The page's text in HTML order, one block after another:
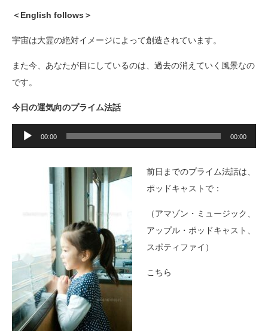
＜English follows＞
宇宙は大霊の絶対イメージによって創造されています。
また今、あなたが目にしているのは、過去の消えていく風景なの
です。
今日の運気向のプライム法話
プ
00:00 00:00
前日までのプライム法話は、
ポッドキャストで：
（アマゾン・ミュージック、
アップル・ポッドキャスト、
スポティファイ）
こちら